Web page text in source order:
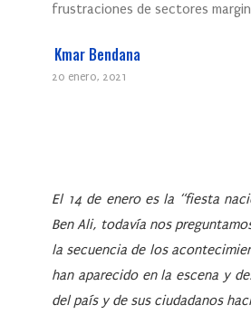
frustraciones de sectores
Kmar Bendana
20 enero, 2021
El 14 de enero es la “fiesta
Ben Ali, todavía nos
la secuencia de los
han aparecido en la escena y
del país y de sus ciudadanos